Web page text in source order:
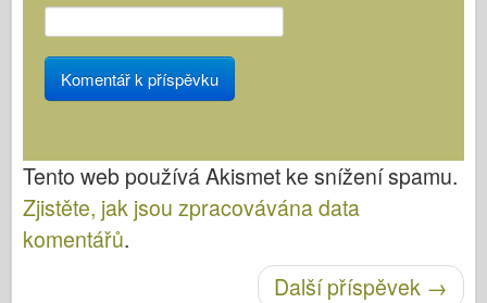
Tento web používá Akismet ke snížení spamu.
Zjistěte, jak jsou zpracovávána data
komentářů.
Další příspěvek →